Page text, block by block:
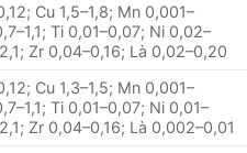
Cu 1,5–1,8; Mn 0,001–
Ti 0,01–0,07; Ni 0,02–
Zr 0,04–0,16; Là 0,02–0,20
Cu 1,3–1,5; Mn 0,001–
Ti 0,01–0,07; Ni 0,01–
Zr 0,04–0,16; Là 0,002–0,01